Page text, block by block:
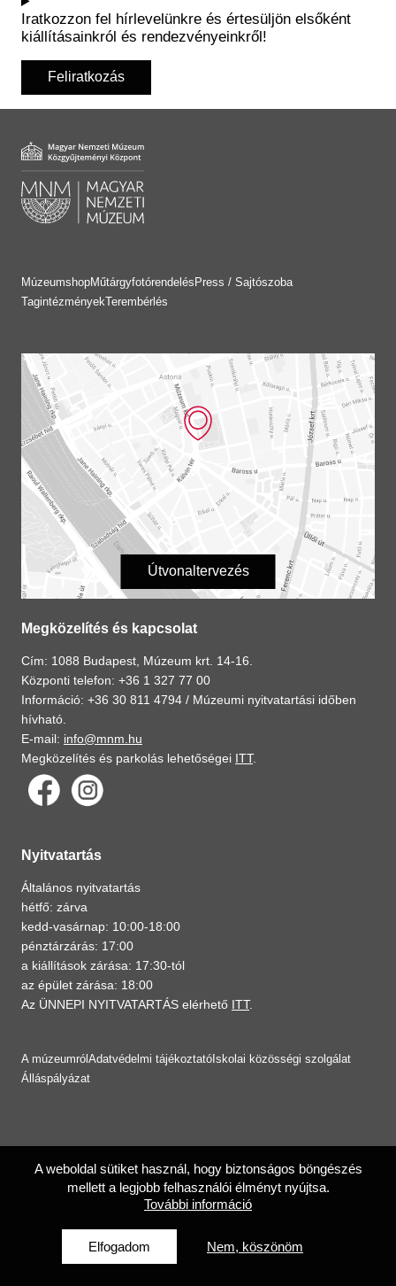
Iratkozzon fel hírlevelünkre és értesüljön elsőként
kiállításainkról és rendezvényeinkről!
Feliratkozás
MúzeumshopMűtárgyfotórendelés Press / Sajtószoba
TagintézményekTerembérlés
Útvonaltervezés
Megközelítés és kapcsolat
Cím: 1088 Budapest, Múzeum krt. 14-16.
Központi telefon: +36 1 327 77 00
Információ: +36 30 811 4794 / Múzeumi nyitvatartási időben
hívható.
E-mail: info@mnm.hu
Megközelítés és parkolás lehetőségei ITT.
Nyitvatartás
Általános nyitvatartás
hétfő: zárva
kedd-vasárnap: 10:00-18:00
pénztárzárás: 17:00
a kiállítások zárása: 17:30-tól
az épület zárása: 18:00
Az ÜNNEPI NYITVATARTÁS elérhető ITT.
A múzeumról Adatvédelmi tájékoztató Iskolai közösségi szolgálat
Álláspályázat
A weboldal sütiket használ, hogy biztonságos böngészés
mellett a legjobb felhasználói élményt nyújtsa.
További információ
Elfogadom Nem, köszönöm